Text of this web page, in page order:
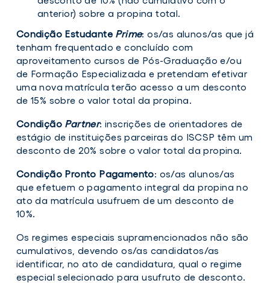
anterior) sobre a propina total.
Condição Estudante Prime: os/as alunos/as que já
tenham frequentado e concluído com
aproveitamento cursos de Pós-Graduação e/ou
de Formação Especializada e pretendam efetivar
uma nova matrícula terão acesso a um desconto
de 15% sobre o valor total da propina.
Condição Partner: inscrições de orientadores de
estágio de instituições parceiras do ISCSP têm um
desconto de 20% sobre o valor total da propina.
Condição Pronto Pagamento: os/as alunos/as
que efetuem o pagamento integral da propina no
ato da matrícula usufruem de um desconto de
10%.
Os regimes especiais supramencionados não são
cumulativos, devendo os/as candidatos/as
identificar, no ato de candidatura, qual o regime
especial selecionado para usufruto de desconto.